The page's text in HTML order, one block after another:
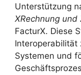
Unterstützung
XRechnung und
FacturX. Diese
Interoperabilität
Systemen und